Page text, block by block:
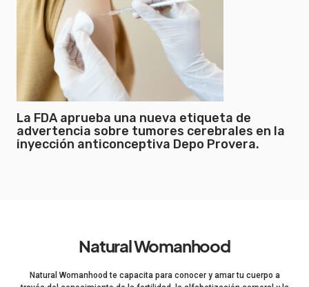
La FDA aprueba una nueva etiqueta de
advertencia sobre tumores cerebrales en la
inyección anticonceptiva Depo Provera.
Natural Womanhood
Natural Womanhood te capacita para conocer y amar tu cuerpo a